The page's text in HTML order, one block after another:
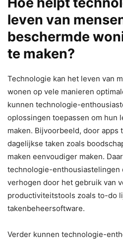
leven van
beschermde
te maken?
Technologie kan het leven van
wonen op vele manieren
kunnen technologie-
oplossingen toepassen om hun
maken. Bijvoorbeeld, door apps
dagelijkse taken zoals
maken eenvoudiger maken.
technologie-
verhogen door het gebruik van
productiviteitstools zoals to-do
takenbeheersoftware.
Verder kunnen technologie-